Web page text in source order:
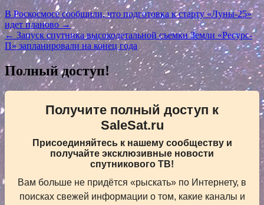
Навигация
по
записям
В Роскосмосе сообщили, что подготовка к старту «Луны-25»
идет планово →
← Запуск спутника высокодетальной съемки Земли «Ресурс-
П» запланировали на конец года
Полный доступ!
Получите полный доступ к
SaleSat.ru
Присоединяйтесь к нашему сообществу и
получайте эксклюзивные новости
спутникового ТВ!
Вам больше не придётся «рыскать» по Интернету, в
поисках свежей информации о том, какие каналы и